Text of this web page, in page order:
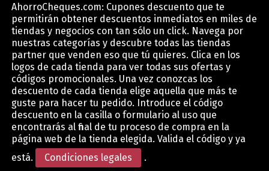
AhorroCheques.com: Cupones descuento que te
permitirán obtener descuentos inmediatos en miles de
tiendas y negocios con tan sólo un click. Navega por
nuestras categorías y descubre todas las tiendas
partner que venden eso que tú quieres. Clica en los
logos de cada tienda para ver todas sus ofertas y
códigos promocionales. Una vez conozcas los
descuento de cada tienda elige aquella que más te
guste para hacer tu pedido. Introduce el código
descuento en la casilla o formulario al uso que
encontrarás al final de tu proceso de compra en la
página web de la tienda elegida. Valida el código y ya
está.
Condiciones legales .